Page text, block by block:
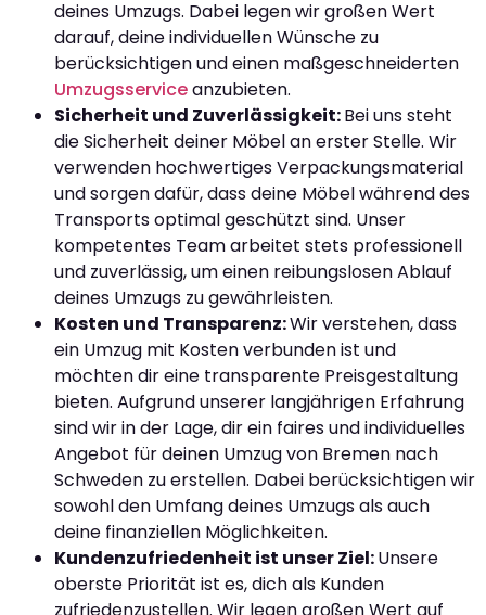
deines Umzugs. Dabei legen wir großen Wert
darauf, deine individuellen Wünsche zu
berücksichtigen und einen maßgeschneiderten
Umzugsserviceanzubieten.
Sicherheit und Zuverlässigkeit:Bei uns steht
die Sicherheit deiner Möbel an erster Stelle. Wir
verwenden hochwertiges Verpackungsmaterial
und sorgen dafür, dass deine Möbel während des
Transports optimal geschützt sind. Unser
kompetentes Team arbeitet stets professionell
und zuverlässig, um einen reibungslosen Ablauf
deines Umzugs zu gewährleisten.
Kosten und Transparenz:Wir verstehen, dass
ein Umzug mit Kosten verbunden ist und
möchten dir eine transparente Preisgestaltung
bieten. Aufgrund unserer langjährigen Erfahrung
sind wir in der Lage, dir ein faires und individuelles
Angebot für deinen Umzug von Bremen nach
Schweden zu erstellen. Dabei berücksichtigen wir
sowohl den Umfang deines Umzugs als auch
deine finanziellen Möglichkeiten.
Kundenzufriedenheit ist unser Ziel:Unsere
oberste Priorität ist es, dich als Kunden
zufriedenzustellen. Wir legen großen Wert auf